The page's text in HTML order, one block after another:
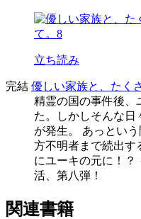
立ち読み
完結 優しい家族と、たく
精霊の国の事件後、
た。しかしそんな日
が発生。 あっとい
方不明者まで続出す
にユーキの元に！？
活、第八弾！
関連書籍